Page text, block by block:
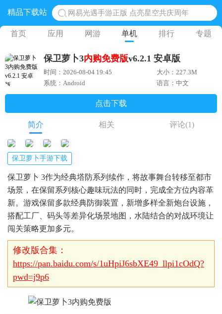
精品下载站
网易光遇手游正版 点亮星空共庆周年
黎明觉醒生机腾讯正版 黎明觉醒生机国际服
蛋仔派对下载 蛋仔派对体验服
奥特曼王者传奇 正版奥特曼游戏
地铁跑酷体验服国际服 地铁跑酷体验服版本
首页 应用 网游 单机 排行 专题
保卫萝卜3内购免费版v6.2.1 安卓版
时间：2026-08-04 19:45
大小：227.3M
系统：Android
语言：中文
点击下载
简介 相关 评论(1)
保卫萝卜手游下载
保卫萝卜 3作为经典塔防系列续作，将故事舞台转移至都市
场景，在保留系列核心趣味玩法的同时，完成全方位内容革
新。游戏保留多款经典防御装置，新增多样全新炮台设施，
搭配工厂、码头等差异化场景地图，水陆结合的对战环境让
闯关策略更加多元。
修改版合集：
https://pan.baidu.com/s/1uHpiJ6sbXE49_llpi1cOdQ?
pwd=j9p6